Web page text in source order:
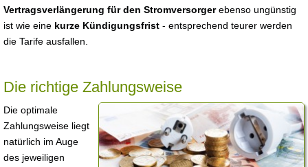
Vertragsverlängerung für den Stromversorgerebenso ungünstig
ist wie eine kurze Kündigungsfrist - entsprechend teurer werden
die Tarife ausfallen.
Die richtige Zahlungsweise
Die optimale
Zahlungsweise liegt
natürlich im Auge
des jeweiligen